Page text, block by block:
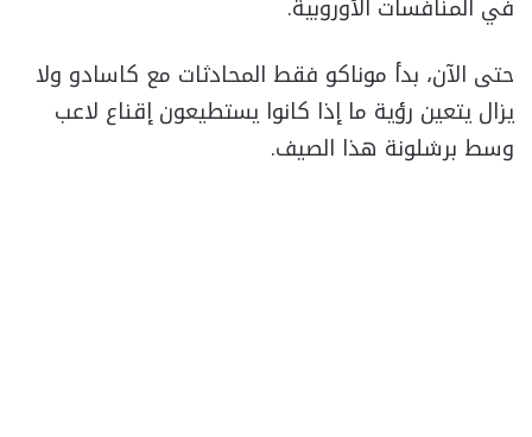
في المنافسات الأوروبية.
حتى الآن، بدأ موناكو فقط المحادثات مع كاسادو ولا
يزال يتعين رؤية ما إذا كانوا يستطيعون إقناع لاعب
وسط برشلونة هذا الصيف.